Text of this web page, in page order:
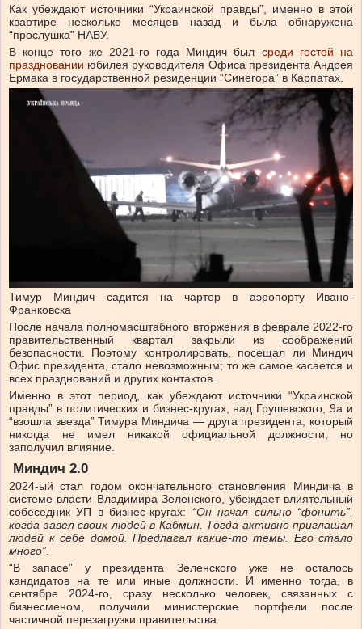
Как убеждают источники “Украинской правды”, именно в этой
квартире несколько месяцев назад и была обнаружена
“прослушка” НАБУ.
В конце того же 2021-го года Миндич был среди гостей на
праздновании юбилея руководителя Офиса президента Андрея
Ермака в государственной резиденции “Синегора” в Карпатах.
Тимур Миндич садится на чартер в аэропорту Ивано-
Франковска
После начала полномасштабного вторжения в феврале 2022-го
правительственный квартал закрыли из соображений
безопасности. Поэтому контролировать, посещал ли Миндич
Офис президента, стало невозможным; то же самое касается и
всех празднований и других контактов.
Именно в этот период, как убеждают источники “Украинской
правды” в политических и бизнес-кругах, над Грушевского, 9а и
“взошла звезда” Тимура Миндича — друга президента, который
никогда не имел никакой официальной должности, но
заполучил влияние.
Миндич 2.0
2024-ый стал годом окончательного становления Миндича в
системе власти Владимира Зеленского, убеждает влиятельный
собеседник УП в бизнес-кругах:
“Он начал сильно “фонить”,
когда завел своих людей в Кабмин. Тогда активно приглашал
людей к себе домой. Предлагал какие-то темы. Его стало
много”.
“В запасе” у президента Зеленского уже не осталось
кандидатов на те или иные должности. И именно тогда, в
сентябре 2024-го, сразу несколько человек, связанных с
бизнесменом, получили министерские портфели после
частичной перезагрузки правительства.